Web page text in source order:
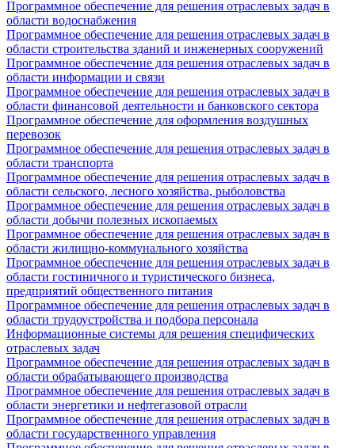
Программное обеспечение для решения отраслевых задач в
области водоснабжения
Программное обеспечение для решения отраслевых задач в
области строительства зданий и инженерных сооружений
Программное обеспечение для решения отраслевых задач в
области информации и связи
Программное обеспечение для решения отраслевых задач в
области финансовой деятельности и банковского сектора
Программное обеспечение для оформления воздушных
перевозок
Программное обеспечение для решения отраслевых задач в
области транспорта
Программное обеспечение для решения отраслевых задач в
области сельского, лесного хозяйства, рыболовства
Программное обеспечение для решения отраслевых задач в
области добычи полезных ископаемых
Программное обеспечение для решения отраслевых задач в
области жилищно-коммунального хозяйства
Программное обеспечение для решения отраслевых задач в
области гостиничного и туристического бизнеса,
предприятий общественного питания
Программное обеспечение для решения отраслевых задач в
области трудоустройства и подбора персонала
Информационные системы для решения специфических
отраслевых задач
Программное обеспечение для решения отраслевых задач в
области обрабатывающего производства
Программное обеспечение для решения отраслевых задач в
области энергетики и нефтегазовой отрасли
Программное обеспечение для решения отраслевых задач в
области государственного управления